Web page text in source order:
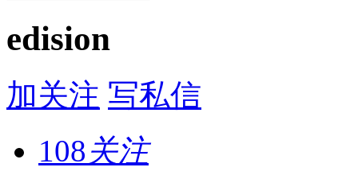
edision
加关注 写私信
108关注